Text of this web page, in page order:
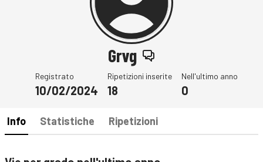
Grvg
Registrato
10/02/2024
Ripetizioni inserite
18
Nell'ultimo anno
0
Info Statistiche Ripetizioni